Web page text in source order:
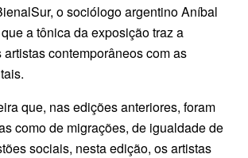
o sociólogo argentino Aníbal
a tônica da exposição traz a
contemporâneos com as
que, nas edições anteriores, foram
como de migrações, de igualdade de
sociais, nesta edição, os artistas